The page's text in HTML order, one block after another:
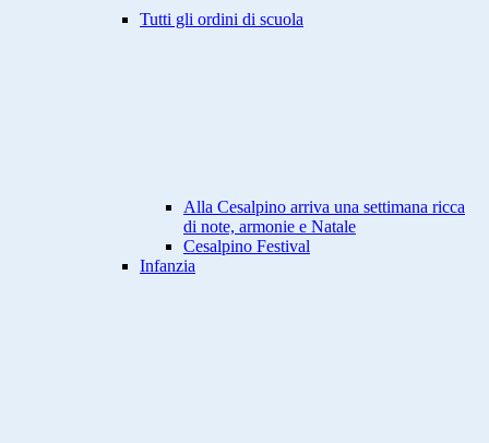
Tutti gli ordini di scuola
Alla Cesalpino arriva una settimana ricca
di note, armonie e Natale
Cesalpino Festival
Infanzia